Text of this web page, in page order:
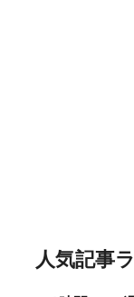
人気記事